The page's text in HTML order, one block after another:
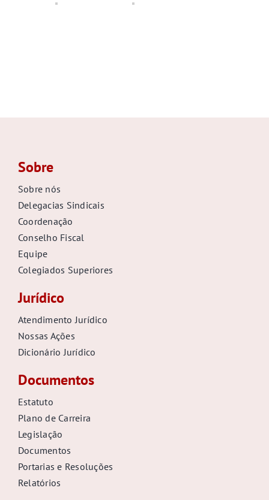
Sobre
Sobre nós
Delegacias Sindicais
Coordenação
Conselho Fiscal
Equipe
Colegiados Superiores
Jurídico
Atendimento Jurídico
Nossas Ações
Dicionário Jurídico
Documentos
Estatuto
Plano de Carreira
Legislação
Documentos
Portarias e Resoluções
Relatórios